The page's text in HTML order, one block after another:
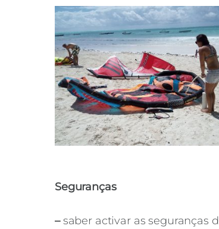
Seguranças
–saber activar as seguranças